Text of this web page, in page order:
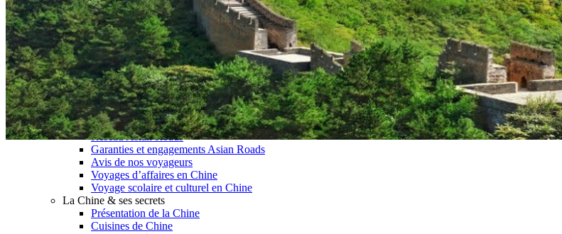
Trekking et aventure
Luxe et exception
Où et quand partir ?
Printemps
Eté
Automne
Hiver
Infos pratiques
Notre agence
Notre agence en Chine
Réseau Asian Roads
Garanties et engagements Asian Roads
Avis de nos voyageurs
Voyages d’affaires en Chine
Voyage scolaire et culturel en Chine
La Chine & ses secrets
Présentation de la Chine
Cuisines de Chine